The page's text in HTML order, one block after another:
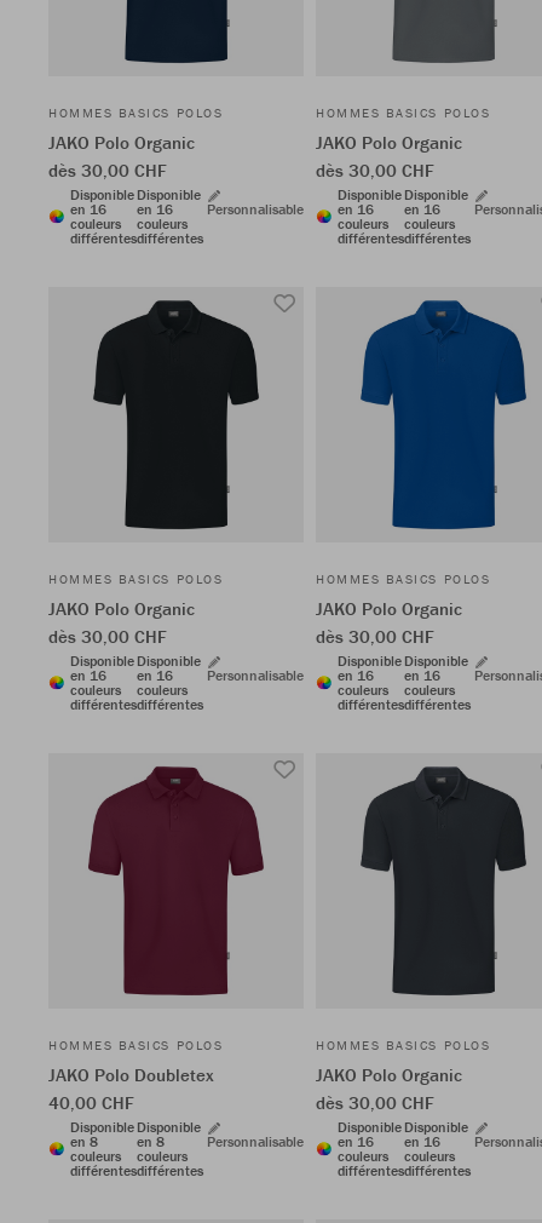
HOMMES BASICS POLOS
JAKO Polo Organic
dès 30,00 CHF
Disponible
en 16
couleurs
différentes
Disponible
en 16
couleurs
différentes
Personnalisable
HOMMES BASICS POLOS
JAKO Polo Organic
dès 30,00 CHF
Disponible
en 16
couleurs
différentes
Disponible
en 16
couleurs
différentes
HOMMES BASICS POLOS
JAKO Polo Organic
dès 30,00 CHF
Disponible
en 16
couleurs
différentes
Disponible
en 16
couleurs
différentes
Personnalisable
HOMMES BASICS POLOS
JAKO Polo Organic
dès 30,00 CHF
Disponible
en 16
couleurs
différentes
Disponible
en 16
couleurs
différentes
HOMMES BASICS POLOS
JAKO Polo Doubletex
40,00 CHF
Disponible
en 8
couleurs
différentes
Disponible
en 8
couleurs
différentes
Personnalisable
HOMMES BASICS POLOS
JAKO Polo Organic
dès 30,00 CHF
Disponible
en 16
couleurs
différentes
Disponible
en 16
couleurs
différentes